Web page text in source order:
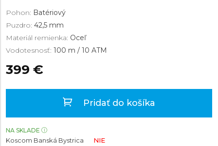
Pohon: Batériový
Puzdro: 42,5 mm
Materiál remienka: Oceľ
Vodotesnosť: 100 m / 10 ATM
399 €
Pridať do košíka
NA SKLADE
Koscom Banská Bystrica
NIE